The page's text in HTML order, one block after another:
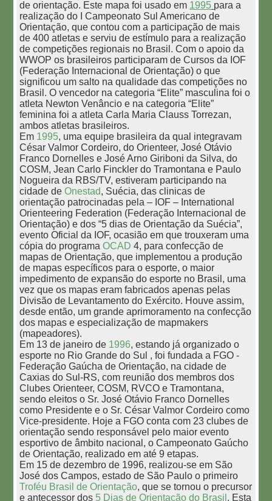
de orientação. Este mapa foi usado em 1995 para a
realização do I Campeonato Sul Americano de
Orientação, que contou com a participação de mais
de 400 atletas e serviu de estímulo para a realização
de competições regionais no Brasil. Com o apoio da
WWOP os brasileiros participaram de Cursos da IOF
(Federação Internacional de Orientação) o que
significou um salto na qualidade das competições no
Brasil. O vencedor na categoria “Elite” masculina foi o
atleta Newton Venâncio e na categoria “Elite”
feminina foi a atleta Carla Maria Clauss Torrezan,
ambos atletas brasileiros.
Em 1995, uma equipe brasileira da qual integravam
César Valmor Cordeiro, do Orienteer, José Otávio
Franco Dornelles e José Arno Giriboni da Silva, do
COSM, Jean Carlo Finckler do Tramontana e Paulo
Nogueira da RBS/TV, estiveram participando na
cidade deOnestad, Suécia, das clinicas de
orientação patrocinadas pela – IOF – International
Orienteering Federation (Federação Internacional de
Orientação) e dos “5 dias de Orientação da Suécia”,
evento Oficial da IOF, ocasião em que trouxeram uma
cópia do programaOCAD 4, para confecção de
mapas de Orientação, que implementou a produção
de mapas específicos para o esporte, o maior
impedimento de expansão do esporte no Brasil, uma
vez que os mapas eram fabricados apenas pelas
Divisão de Levantamento do Exército. Houve assim,
desde então, um grande aprimoramento na confecção
dos mapas e especialização de mapmakers
(mapeadores).
Em 13 de janeiro de 1996, estando já organizado o
esporte no Rio Grande do Sul , foi fundada a FGO -
Federação Gaúcha de Orientação, na cidade de
Caxias do Sul-RS, com reunião dos membros dos
Clubes Orienteer, COSM, RVCO e Tramontana,
sendo eleitos o Sr. José Otávio Franco Dornelles
como Presidente e o Sr. César Valmor Cordeiro como
Vice-presidente. Hoje a FGO conta com 23 clubes de
orientação sendo responsável pelo maior evento
esportivo de âmbito nacional, o Campeonato Gaúcho
de Orientação, realizado em até 9 etapas.
Em 15 de dezembro de 1996, realizou-se em São
José dos Campos, estado de São Paulo o primeiro
Troféu Brasil de Orientação, que se tornou o precursor
e antecessor dos 5 Dias de Orientação do Brasil . Esta